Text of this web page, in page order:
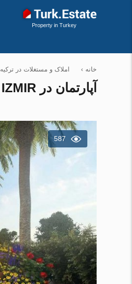
Property in Turkey
خانه › املاک و مستغلات در ترکیه
آپارتمان در IZMIR ، ترکیه 1 خوابه ، 66 متر مربع. شماره 88070
587